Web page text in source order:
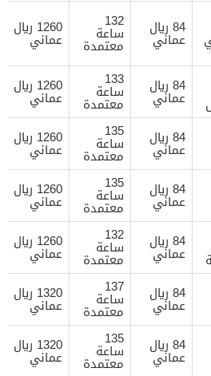
84 ريال
عماني
132
ساعة
معتمدة
1260 ريال
عماني
84 ريال
عماني
133
ساعة
معتمدة
1260 ريال
عماني
84 ريال
عماني
135
ساعة
معتمدة
1260 ريال
عماني
84 ريال
عماني
135
ساعة
معتمدة
1260 ريال
عماني
84 ريال
عماني
132
ساعة
معتمدة
1260 ريال
عماني
84 ريال
عماني
137
ساعة
معتمدة
1320 ريال
عماني
84 ريال
عماني
135
ساعة
معتمدة
1320 ريال
عماني